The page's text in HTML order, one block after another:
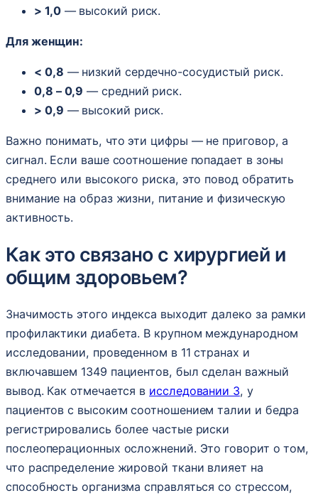
> 1,0— высокий риск.
Для женщин:
< 0,8 — низкий сердечно-сосудистый риск.
0,8 – 0,9 — средний риск.
> 0,9 — высокий риск.
Важно понимать, что эти цифры — не приговор, а
сигнал. Если ваше соотношение попадает в зоны
среднего или высокого риска, это повод обратить
внимание на образ жизни, питание и физическую
активность.
Как это связано с хирургией и
общим здоровьем?
Значимость этого индекса выходит далеко за рамки
профилактики диабета. В крупном международном
исследовании, проведенном в 11 странах и
включавшем 1349 пациентов, был сделан важный
вывод. Как отмечается в исследовании 3, у
пациентов с высоким соотношением талии и бедра
регистрировались более частые риски
послеоперационных осложнений. Это говорит о том,
что распределение жировой ткани влияет на
способность организма справляться со стрессом,